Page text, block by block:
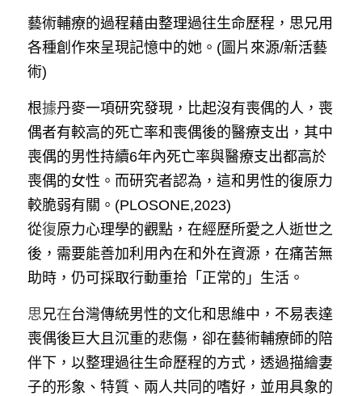
藝術輔療的過程藉由整理過往生命歷程，思兄用
各種創作來呈現記憶中的她。(圖片來源/新活藝
術)
根據丹麥一項研究發現，比起沒有喪偶的人，喪
偶者有較高的死亡率和喪偶後的醫療支出，其中
喪偶的男性持續6年內死亡率與醫療支出都高於
喪偶的女性。而研究者認為，這和男性的復原力
較脆弱有關。(PLOSONE,2023)
從復原力心理學的觀點，在經歷所愛之人逝世之
後，需要能善加利用內在和外在資源，在痛苦無
助時，仍可採取行動重拾「正常的」生活。
思兄在台灣傳統男性的文化和思維中，不易表達
喪偶後巨大且沉重的悲傷，卻在藝術輔療師的陪
伴下，以整理過往生命歷程的方式，透過描繪妻
子的形象、特質、兩人共同的嗜好，並用具象的